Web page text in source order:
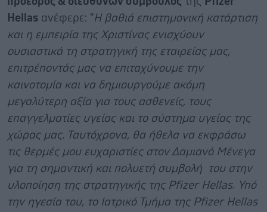
Hellas ανέφερε: "Η βαθιά επιστημονική κατάρτιση
και η εμπειρία της Χριστίνας ενισχύουν
ουσιαστικά τη στρατηγική της εταιρείας μας,
επιτρέποντάς μας να επιταχύνουμε την
καινοτομία και να δημιουργούμε ακόμη
μεγαλύτερη αξία για τους ασθενείς, τους
επαγγελματίες υγείας και το σύστημα υγείας της
χώρας μας. Ταυτόχρονα, θα ήθελα να εκφράσω
τις θερμές μου ευχαριστίες στον Δαμιανό Μένεγα
για τη σημαντική και πολυετή συμβολή του στην
υλοποίηση της στρατηγικής της Pfizer Hellas. Υπό
την ηγεσία του, το Ιατρικό Τμήμα της Pfizer Hellas